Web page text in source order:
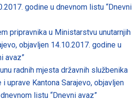
godine u dnevnom listu “Dnevni
pripravnika u Ministarstvu unutarnjih
objavljen 14.10.2017. godine u
avaz”
radnih mjesta državnih službenika
uprave Kantona Sarajevo, objavljen
listu “Dnevni avaz”